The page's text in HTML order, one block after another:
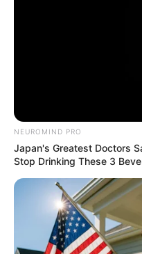
NEUROMIND PRO
Japan's Greatest Doctors
Stop Drinking These 3